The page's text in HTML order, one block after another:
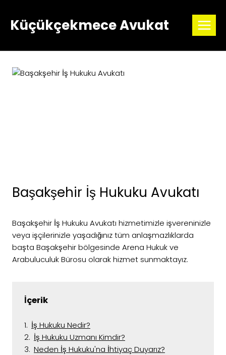
content
Küçükçekmece Avukat
Başakşehir İş Hukuku Avukatı
Başakşehir İş Hukuku Avukatı hizmetimizle işvereninizle
veya işçilerinizle yaşadığınız tüm anlaşmazlıklarda
başta Başakşehir bölgesinde Arena Hukuk ve
Arabuluculuk Bürosu olarak hizmet sunmaktayız.
İçerik
İş Hukuku Nedir?
İş Hukuku Uzmanı Kimdir?
Neden İş Hukuku'na İhtiyaç Duyarız?